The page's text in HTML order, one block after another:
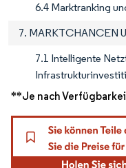
6.4 Marktranking
7. MARKTCHANCEN
7.1 Intelligente
**Je nach